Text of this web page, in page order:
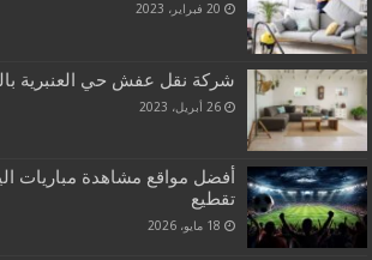
20 فبراير، 2023
شركة نقل عفش حي العنبرية
26 أبريل، 2023
أفضل مواقع مشاهدة مباريات
تقطيع
18 مايو، 2026